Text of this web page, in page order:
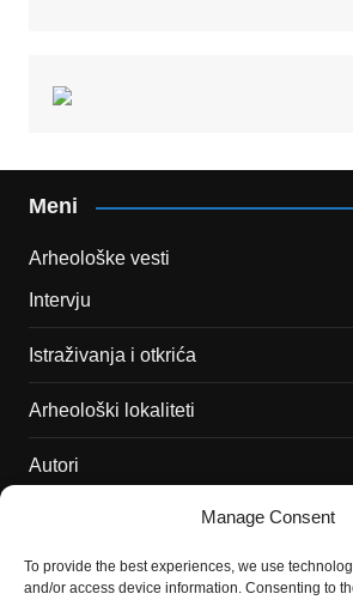
Manage Consent
To provide the best experiences, we use
and/or access device information. Consenting to
Meni
Arheološke vesti
Intervju
Istraživanja i otkrića
Arheološki lokaliteti
Autori
Dešavanja